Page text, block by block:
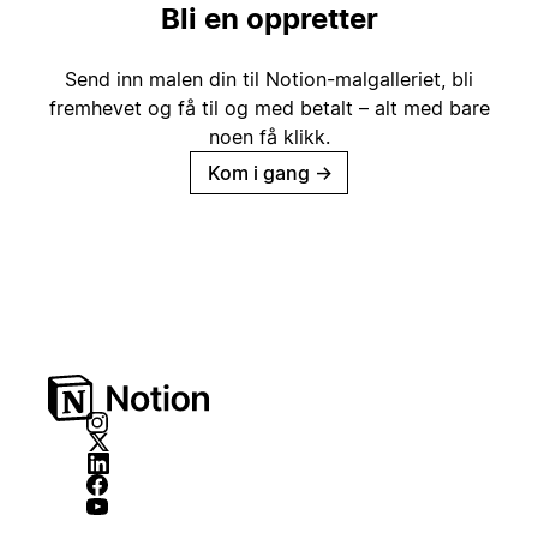
Bli en oppretter
Send inn malen din til Notion-malgalleriet, bli
fremhevet og få til og med betalt – alt med bare
noen få klikk.
Kom i gang →